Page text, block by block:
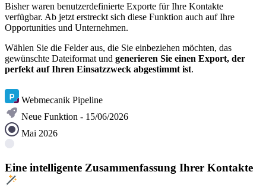
Bisher waren benutzerdefinierte Exporte für Ihre Kontakte
verfügbar. Ab jetzt erstreckt sich diese Funktion auch auf Ihre
Opportunities und Unternehmen.
Wählen Sie die Felder aus, die Sie einbeziehen möchten, das
gewünschte Dateiformat und generieren Sie einen Export, der
perfekt auf Ihren Einsatzzweck abgestimmt ist.
Webmecanik Pipeline
Neue Funktion - 15/06/2026
Mai 2026
Eine intelligente Zusammenfassung Ihrer Kontakte